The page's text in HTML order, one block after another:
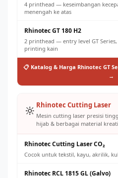
4 printhead — keseimbangan
menengah ke atas
Rhinotec GT 180 H2
2 printhead — entry level GT
printing kain
📋 Katalog & Harga Rhinotec GT
→
🔆 Rhinotec Cutting Laser
Mesin cutting laser presisi
hijab & berbagai material
Rhinotec Cutting Laser CO₂
Cocok untuk tekstil, kayu, akrilik,
Rhinotec RCL 1815 GL (Galvo)